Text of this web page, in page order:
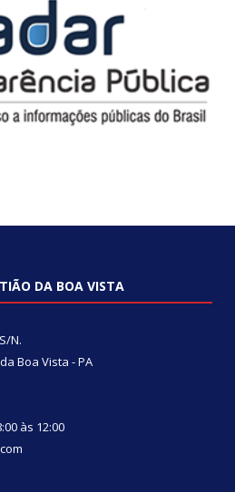
DA BOA VISTA
N.
Boa Vista - PA
às 12:00